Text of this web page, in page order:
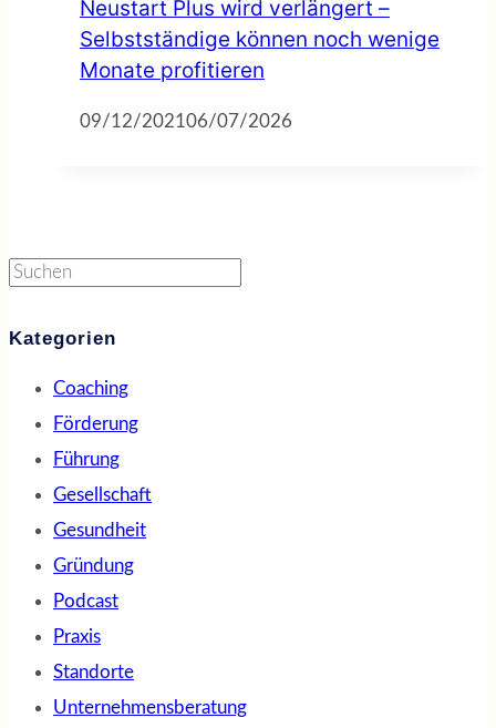
Neustart Plus wird verlängert –
Selbstständige können noch wenige
Monate profitieren
09/12/202106/07/2026
Suchen
Kategorien
Coaching
Förderung
Führung
Gesellschaft
Gesundheit
Gründung
Podcast
Praxis
Standorte
Unternehmensberatung